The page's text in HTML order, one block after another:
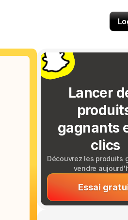
Lancer
gagnants
clics
Découvrez les produits
vendre
Essai